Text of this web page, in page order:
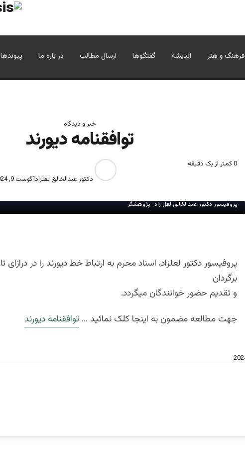
فرهنگ و هنر اندیشه گفتگوها ارسال مطالب در باره ما پیوندها
خبر و دیدگاه
توافقنامه دیورند‎
دکتور عبدالخالق لعلزادآگوست 9, 2024
0کمتر از یک دقیقه
پروفیسور دکتور عبدالخالق لعل زاد_ پژوهشگر
برگردان
و تقدیم حضور خوانندگان میگردد.
جهت مطالعه مضمون به اینجا کلک نمائید … توافقنامه دیورند